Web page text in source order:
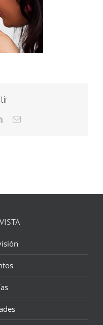
LinkedInCorreo